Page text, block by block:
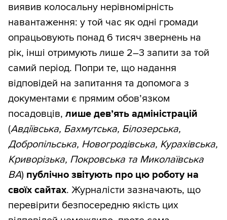
виявив колосальну нерівномірність
навантаження: у той час як одні громади
опрацьовують понад 6 тисяч звернень на
рік, інші отримують лише 2–3 запити за той
самий період. Попри те, що надання
відповідей на запитання та допомога з
документами є прямим обов’язком
посадовців, лише дев’ять адміністрацій
(Авдіївська, Бахмутська, Білозерська,
Добропільська, Новогродівська, Курахівська,
Криворізька, Покровська та Миколаївська
ВА) публічно звітують про цю роботу на
своїх сайтах. Журналісти зазначають, що
перевірити безпосередню якість цих